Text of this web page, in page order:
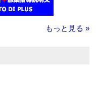
もっと見る »